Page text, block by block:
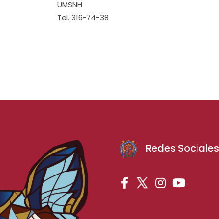
UMSNH
Tel. 316-74-38
Redes Sociales